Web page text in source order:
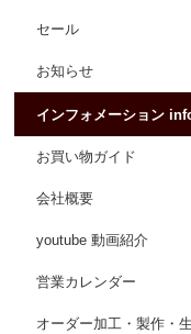
セール
お知らせ
インフォメーション
お買い物ガイド
会社概要
youtube 動画紹介
営業カレンダー
オーダー加工・製作・